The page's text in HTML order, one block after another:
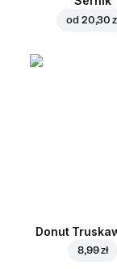
od 20,30
Donut
8,99 zł